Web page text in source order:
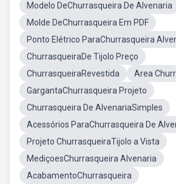
Modelo DeChurrasqueira De Alvenaria
Molde DeChurrasqueira Em PDF
Ponto Elétrico ParaChurrasqueira
ChurrasqueiraDe Tijolo Preço
ChurrasqueiraRevestida
Area
GargantaChurrasqueira Projeto
Churrasqueira De AlvenariaSimples
Acessórios ParaChurrasqueira De
Projeto ChurrasqueiraTijolo a Vista
MediçoesChurrasqueira Alvenaria
AcabamentoChurrasqueira